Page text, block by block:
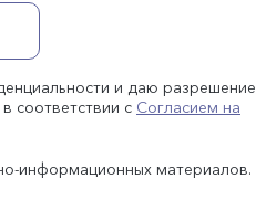
и даю разрешение
соответствии с Согласием на
информационных материалов.